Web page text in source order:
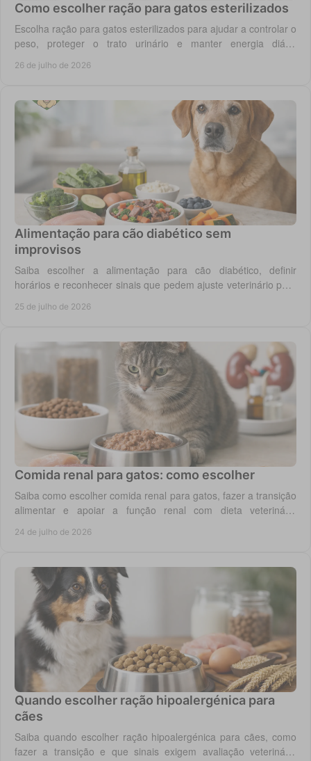
Como escolher ração para gatos esterilizados
Escolha ração para gatos esterilizados para ajudar a controlar o
peso, proteger o trato urinário e manter energia diária
26 de julho de 2026
Alimentação para cão diabético sem
improvisos
Saiba escolher a alimentação para cão diabético, definir
horários e reconhecer sinais que pedem ajuste veterinário para
25 de julho de 2026
Comida renal para gatos: como escolher
Saiba como escolher comida renal para gatos, fazer a transição
alimentar e apoiar a função renal com dieta veterinária
24 de julho de 2026
Quando escolher ração hipoalergénica para
cães
Saiba quando escolher ração hipoalergénica para cães, como
fazer a transição e que sinais exigem avaliação veterinária